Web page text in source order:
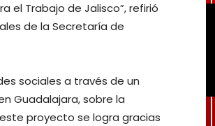
el Trabajo de Jalisco”, refirió
de la Secretaría de
sociales a través de un
Guadalajara, sobre la
proyecto se logra gracias